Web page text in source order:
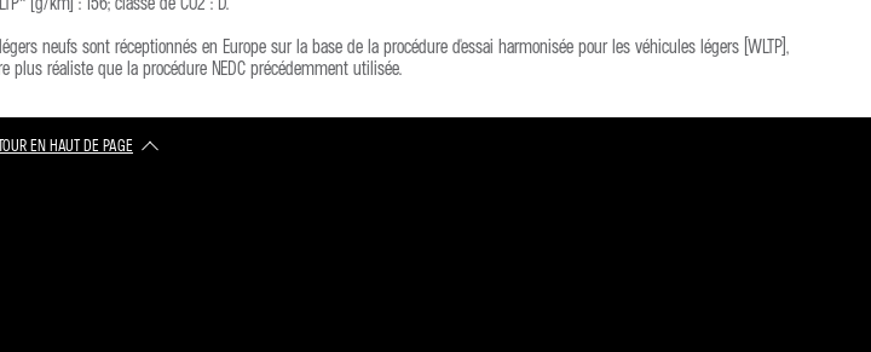
neufs sont réceptionnés en Europe sur la base de la procédure d'essai harmonisée pour les véhicules légers (WLTP),
réaliste que la procédure NEDC précédemment utilisée.
EN HAUT DE PAGE​